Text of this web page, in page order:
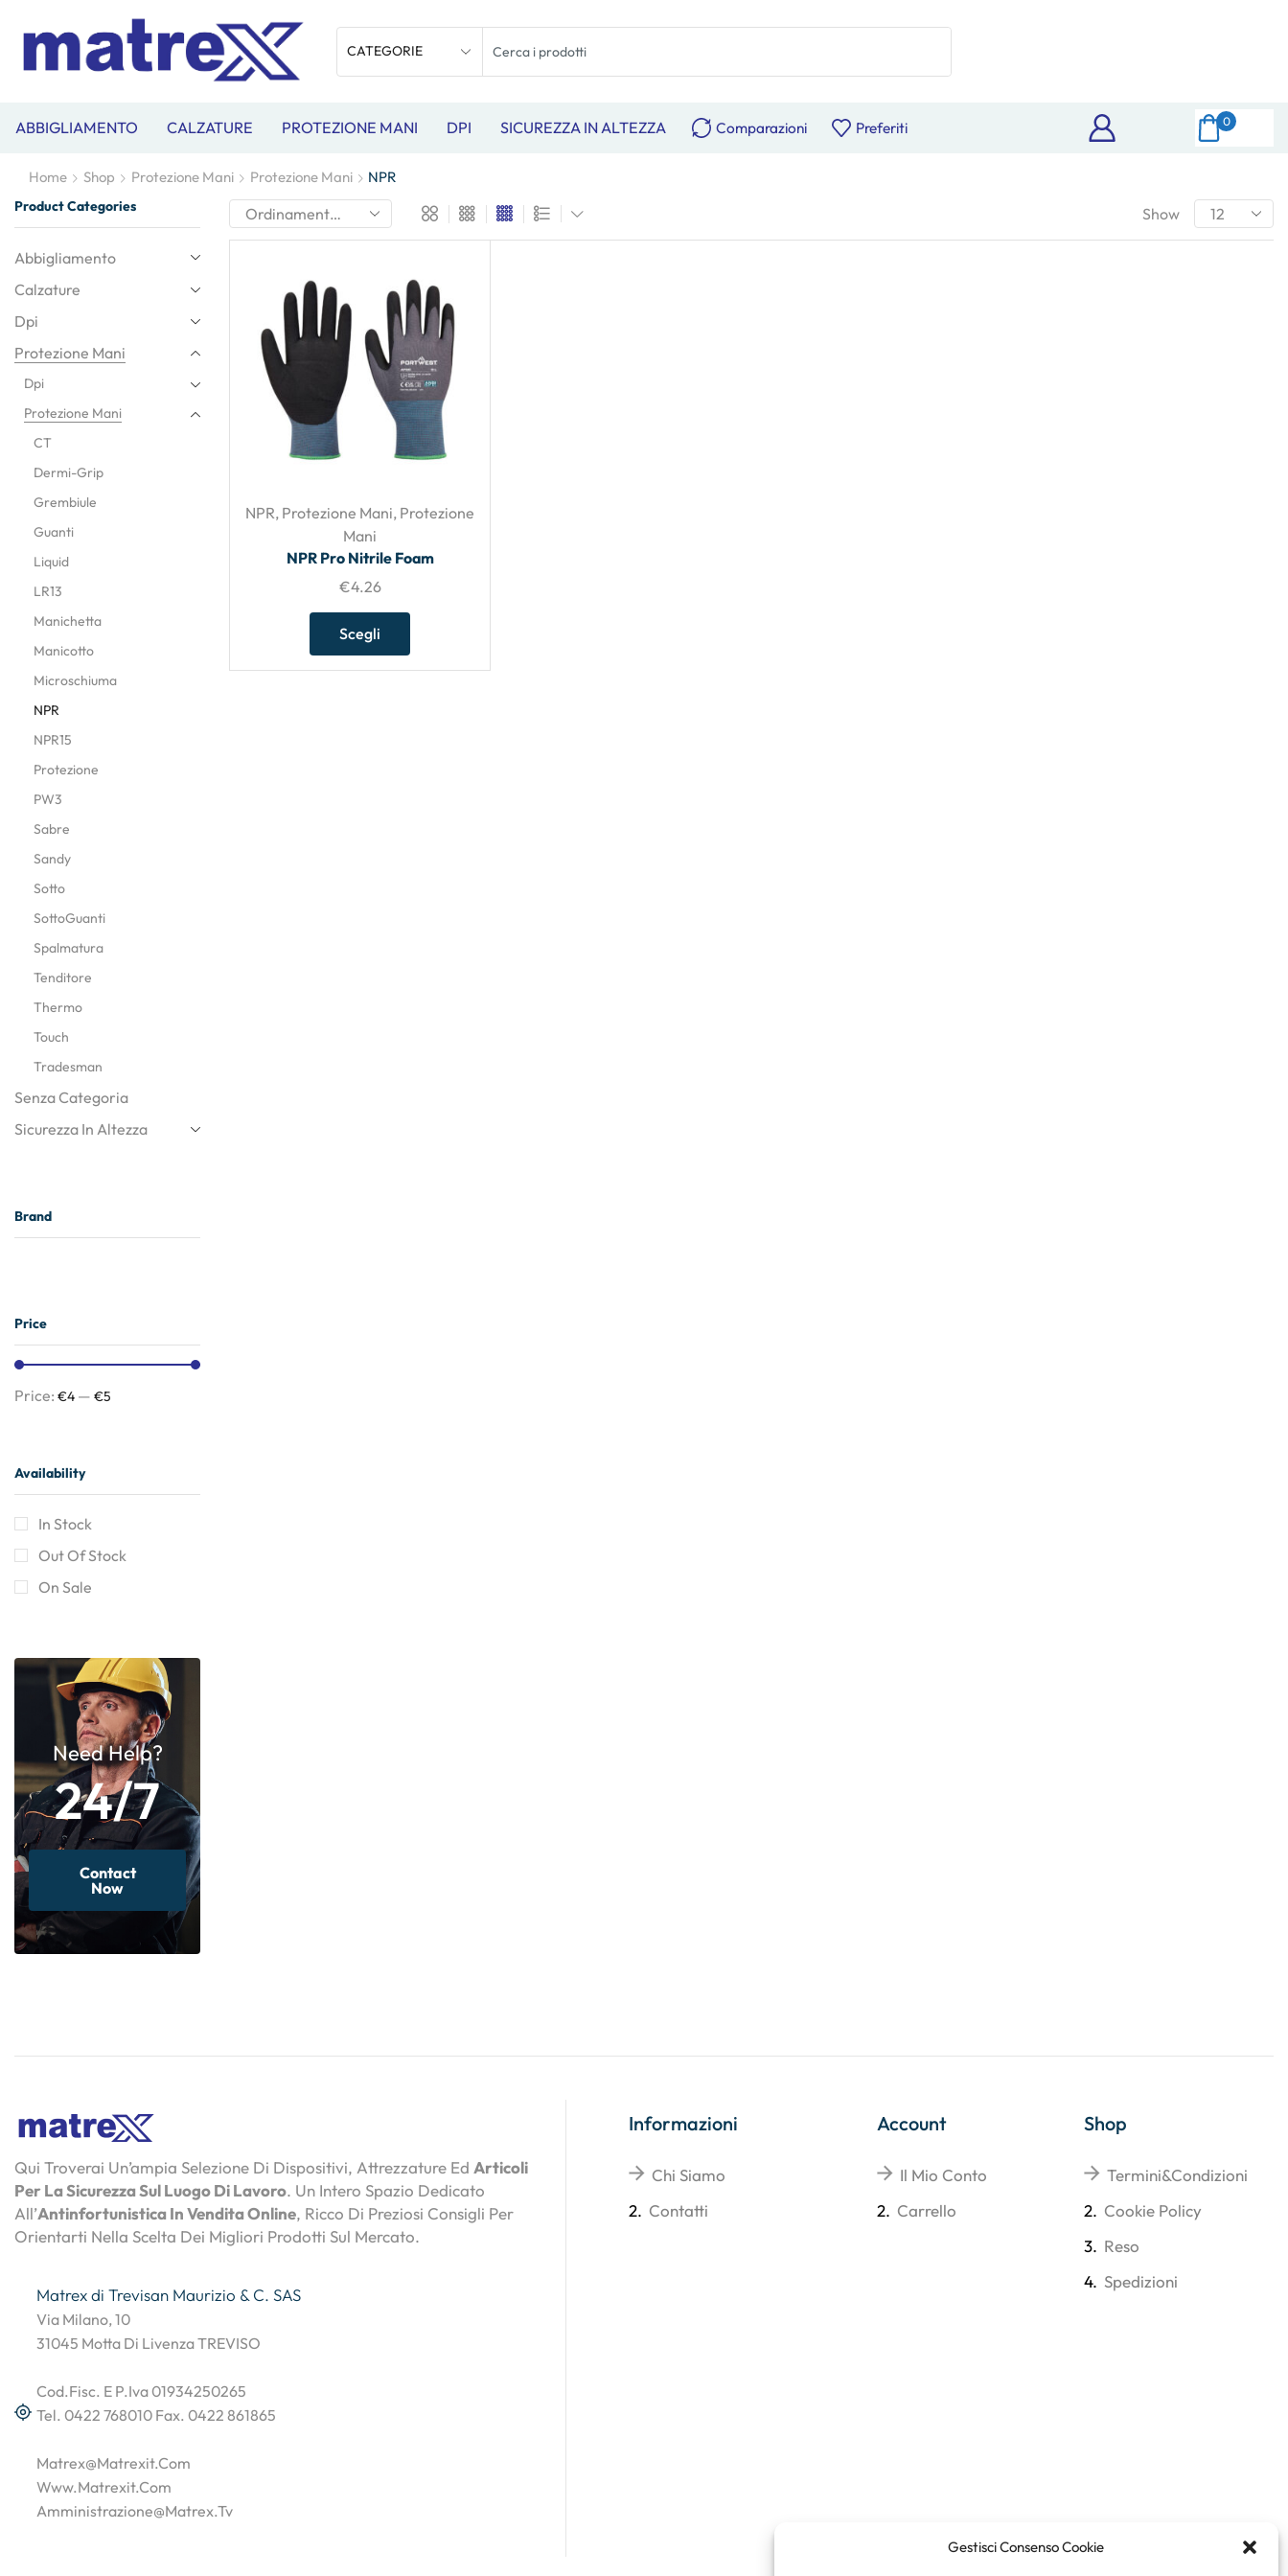
Gestisci Consenso Cookie
ABBIGLIAMENTO CALZATURE PROTEZIONE MANI DPI SICUREZZA IN ALTEZZA Comparazioni Preferiti 0
Home Shop Protezione Mani Protezione Mani NPR
Show
NPR, Protezione Mani, Protezione
Mani
NPR Pro Nitrile Foam
€4.26
Scegli
Product Categories
Abbigliamento
Calzature
Dpi
Protezione Mani
Dpi
Protezione Mani
CT
Dermi-Grip
Grembiule
Guanti
Liquid
LR13
Manichetta
Manicotto
Microschiuma
NPR
NPR15
Protezione
PW3
Sabre
Sandy
Sotto
SottoGuanti
Spalmatura
Tenditore
Thermo
Touch
Tradesman
Senza Categoria
Sicurezza In Altezza
Brand
Price
Price: €4 — €5
Availability
In Stock
Out Of Stock
On Sale
Need Help?
24/7
Contact
Now
Qui Troverai Un’ampia Selezione Di Dispositivi, Attrezzature Ed Articoli
Per La Sicurezza Sul Luogo Di Lavoro. Un Intero Spazio Dedicato
All’Antinfortunistica In Vendita Online, Ricco Di Preziosi Consigli Per
Orientarti Nella Scelta Dei Migliori Prodotti Sul Mercato.
Matrex di Trevisan Maurizio & C. SAS
Via Milano, 10
31045 Motta Di Livenza TREVISO
Cod.Fisc. E P.Iva 01934250265
Tel. 0422 768010 Fax. 0422 861865
Matrex@matrexit.com
Www.matrexit.com
Amministrazione@matrex.tv
Informazioni
Chi Siamo
2. Contatti
Account
Il Mio Conto
2. Carrello
Shop
Termini&Condizioni
2. Cookie Policy
3. Reso
4. Spedizioni